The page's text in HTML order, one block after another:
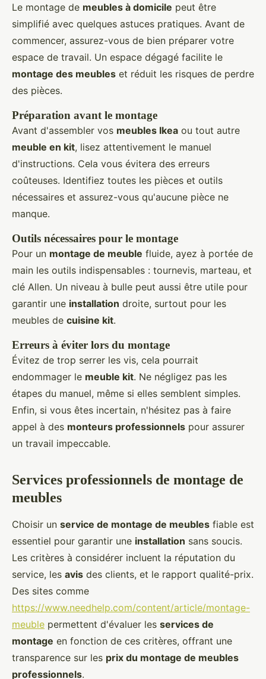
Le montage de meubles à domicile peut être
simplifié avec quelques astuces pratiques. Avant de
commencer, assurez-vous de bien préparer votre
espace de travail. Un espace dégagé facilite le
montage des meubles et réduit les risques de perdre
des pièces.
Préparation avant le montage
Avant d'assembler vos meubles Ikea ou tout autre
meuble en kit, lisez attentivement le manuel
d'instructions. Cela vous évitera des erreurs
coûteuses. Identifiez toutes les pièces et outils
nécessaires et assurez-vous qu'aucune pièce ne
manque.
Outils nécessaires pour le montage
Pour un montage de meuble fluide, ayez à portée de
main les outils indispensables : tournevis, marteau, et
clé Allen. Un niveau à bulle peut aussi être utile pour
garantir une installation droite, surtout pour les
meubles de cuisine kit.
Erreurs à éviter lors du montage
Évitez de trop serrer les vis, cela pourrait
endommager le meuble kit. Ne négligez pas les
étapes du manuel, même si elles semblent simples.
Enfin, si vous êtes incertain, n'hésitez pas à faire
appel à des monteurs professionnels pour assurer
un travail impeccable.
Services professionnels de montage de
meubles
Choisir un service de montage de meubles fiable est
essentiel pour garantir une installation sans soucis.
Les critères à considérer incluent la réputation du
service, les avis des clients, et le rapport qualité-prix.
Des sites comme
https://www.needhelp.com/content/article/montage-
meuble permettent d'évaluer les services de
montage en fonction de ces critères, offrant une
transparence sur les prix du montage de meubles
professionnels.